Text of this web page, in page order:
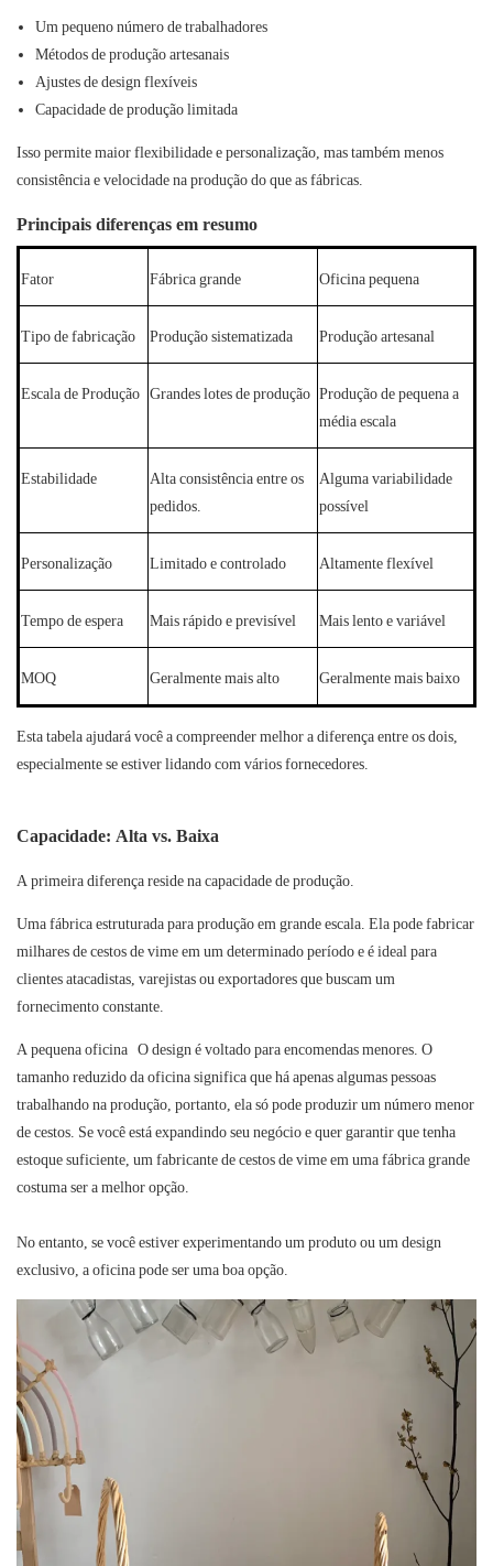
Um pequeno número de trabalhadores
Métodos de produção artesanais
Ajustes de design flexíveis
Capacidade de produção limitada
Isso permite maior flexibilidade e personalização, mas também menos
consistência e velocidade na produção do que as fábricas.
Principais diferenças em resumo
Fator Fábrica grande Oficina pequena
Tipo de fabricação Produção sistematizada Produção artesanal
Escala de Produção Grandes lotes de produção Produção de pequena a
média escala
Estabilidade
Alta consistência entre os
pedidos.
Alguma variabilidade
possível
Personalização Limitado e controlado Altamente flexível
Tempo de espera Mais rápido e previsível Mais lento e variável
MOQ Geralmente mais alto Geralmente mais baixo
Esta tabela ajudará você a compreender melhor a diferença entre os dois,
especialmente se estiver lidando com vários fornecedores.
Capacidade: Alta vs. Baixa
A primeira diferença reside na capacidade de produção.
Uma fábrica estruturada para produção em grande escala. Ela pode fabricar
milhares de cestos de vime em um determinado período e é ideal para
clientes atacadistas, varejistas ou exportadores que buscam um
fornecimento constante.
A pequena oficina O design é voltado para encomendas menores. O
tamanho reduzido da oficina significa que há apenas algumas pessoas
trabalhando na produção, portanto, ela só pode produzir um número menor
de cestos. Se você está expandindo seu negócio e quer garantir que tenha
estoque suficiente, um fabricante de cestos de vime em umafábrica grande
costuma ser a melhor opção.
No entanto, se você estiver experimentando um produto ou um design
exclusivo, a oficina pode ser uma boa opção.